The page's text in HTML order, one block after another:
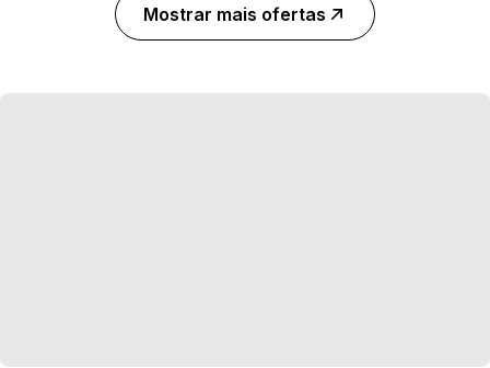
Mostrar mais ofertas